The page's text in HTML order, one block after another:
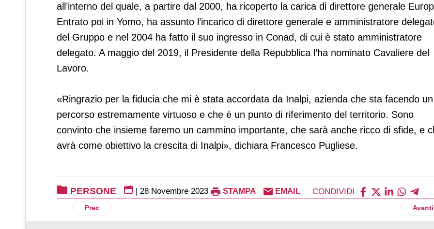
all’interno del quale, a partire dal 2000, ha ricoperto la carica di direttore generale
Entrato poi in Yomo, ha assunto l’incarico di direttore generale e amministratore
del Gruppo e nel 2004 ha fatto il suo ingresso in Conad, di cui è stato amministratore
delegato. A maggio del 2019, il Presidente della Repubblica l’ha nominato Cavaliere del
Lavoro.
«Ringrazio per la fiducia che mi è stata accordata da Inalpi, azienda che sta facendo un
percorso estremamente virtuoso e che è un punto di riferimento del territorio. Sono
convinto che insieme faremo un cammino importante, che sarà anche ricco di sfide, e
avrà come obiettivo la crescita di Inalpi», dichiara Francesco Pugliese.
PERSONE | 28 Novembre 2023 STAMPA EMAIL CONDIVIDI
Articolo precedente: Federica Palermini nominata direttrice marketing di Crai
Prec Avanti